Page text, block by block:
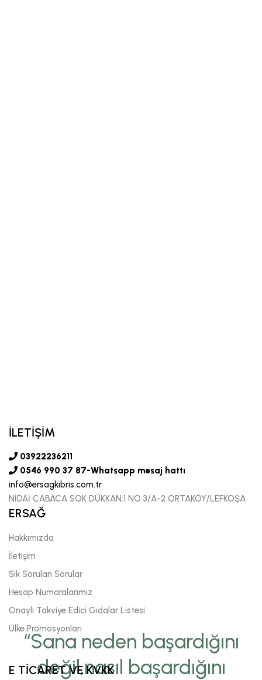
“Sana neden başardığını
değil,nasıl başardığını
İLETİŞİM
03922236211
0546 990 37 87-Whatsapp mesaj hattı
info@ersagkibris.com.tr
NİDAİ CABACA SOK DÜKKAN:1 NO:3/A-2 ORTAKÖY/LEFKOŞA
ERSAĞ
Hakkımızda
İletişim
Sık Sorulan Sorular
Hesap Numaralarımız
Onaylı Takviye Edici Gıdalar Listesi
Ülke Promosyonları
E TİCARET VE KVKK